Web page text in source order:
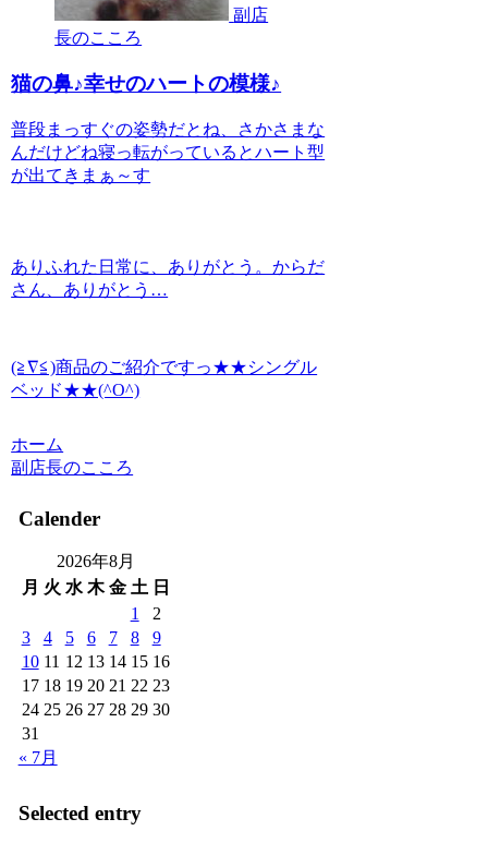
副店
長のこころ
猫の鼻♪幸せのハートの模様♪
普段まっすぐの姿勢だとね、さかさまな
んだけどね寝っ転がっているとハート型
が出てきまぁ～す
ありふれた日常に、ありがとう。からだ
さん、ありがとう…
(≧∇≦)商品のご紹介ですっ★★シングル
ベッド★★(^O^)
ホーム
副店長のこころ
Calender
2026年8月
月 火 水 木 金 土 日
1
2
3
4 5 6 7 8
9
10 11 12 13 14 15 16
17 18 19 20 21 22 23
24 25 26 27 28 29 30
31
« 7月
Selected entry